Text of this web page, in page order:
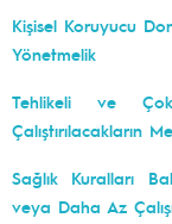
Kişisel Koruyucu
Yönetmelik
Tehlikeli ve
Çalıştırılacakların
Sağlık Kuralları
veya Daha Az